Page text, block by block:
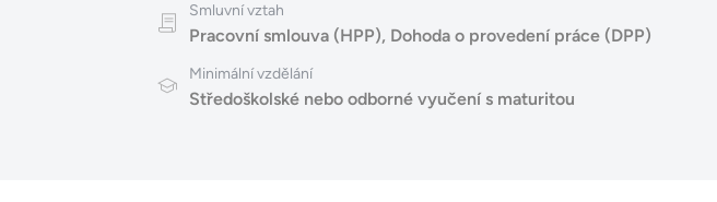
Smluvní vztah
Pracovní smlouva (HPP), Dohoda o provedení práce (DPP)
Minimální vzdělání
Středoškolské nebo odborné vyučení s maturitou